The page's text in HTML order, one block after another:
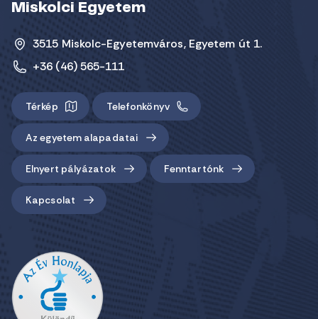
Miskolci Egyetem
3515 Miskolc-Egyetemváros, Egyetem út 1.
+36 (46) 565-111
Térkép Telefonkönyv
Az egyetem alapadatai
Elnyert pályázatok Fenntartónk
Kapcsolat